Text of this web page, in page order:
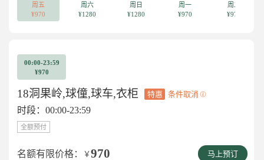
周五
¥970
周六
¥1280
周日
¥1280
周一
¥970
周二
¥970
00:00-23:59
¥970
18洞果岭,球僮,球车,衣柜 特惠 条件取消
时段：00:00-23:59
全额预付
名额有限价格： ￥970 马上预订